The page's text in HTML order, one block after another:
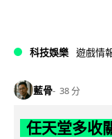
科技娛樂 遊戲情
藍骨 38 分
任天堂多收